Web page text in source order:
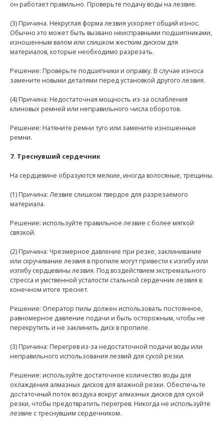
он работает правильно. Проверьте подачу воды на лезвие.
(3) Причина. Некруглая форма лезвия ускоряет общий износ.
Обычно это может быть вызвано неисправными подшипниками,
изношенным валом или слишком жестким диском для
материалов, которые необходимо разрезать.
Решение: Проверьте подшипники и оправку. В случае износа
замените новыми деталями перед установкой другого лезвия.
(4) Причина: Недостаточная мощность из-за ослабления
клиновых ремней или неправильного числа оборотов.
Решение: Натяните ремни туго или замените изношенные
ремни.
7. Треснувший сердечник
На сердцевине образуются мелкие, иногда волосяные, трещины.
(1) Причина: Лезвие слишком твердое для разрезаемого
материала.
Решение: используйте правильное лезвие с более мягкой
связкой.
(2) Причина: Чрезмерное давление при резке, заклинивание
или скручивание лезвия в пропиле могут привести к изгибу или
изгибу сердцевины лезвия. Под воздействием экстремального
стресса и умственной усталости стальной сердечник лезвия в
конечном итоге треснет.
Решение: Оператор пилы должен использовать постоянное,
равномерное давление подачи и быть осторожным, чтобы не
перекрутить и не заклинить диск в пропиле.
(3) Причина: Перегрев из-за недостаточной подачи воды или
неправильного использования лезвий для сухой резки.
Решение: используйте достаточное количество воды для
охлаждения алмазных дисков для влажной резки. Обеспечьте
достаточный поток воздуха вокруг алмазных дисков для сухой
резки, чтобы предотвратить перегрев. Никогда не используйте
лезвие с треснувшим сердечником.